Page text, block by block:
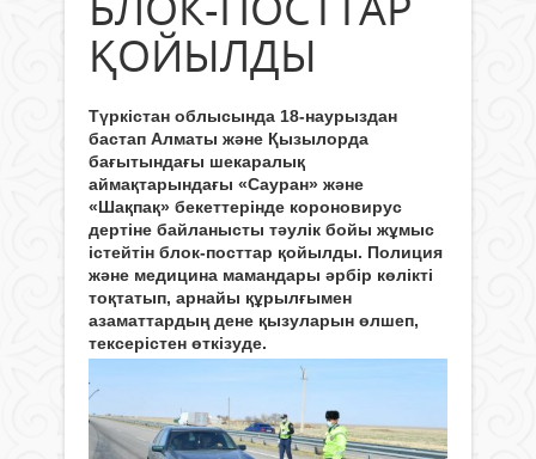
ҚОЙЫЛДЫ
Түркістан облысында 18-наурыздан
бастап Алматы және Қызылорда
бағытындағы шекаралық
аймақтарындағы «Сауран» және
«Шақпақ» бекеттерінде короновирус
дертіне байланысты тәулік бойы жұмыс
істейтін блок-посттар қойылды. Полиция
және медицина мамандары әрбір көлікті
тоқтатып, арнайы құрылғымен
азаматтардың дене қызуларын өлшеп,
тексерістен өткізуде.